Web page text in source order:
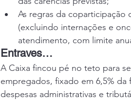
As regras da coparticipação
(excluindo internações e
atendimento, com limite
Entraves…
A Caixa fincou pé no teto para
empregados, fixado em 6,5%
despesas administrativas e